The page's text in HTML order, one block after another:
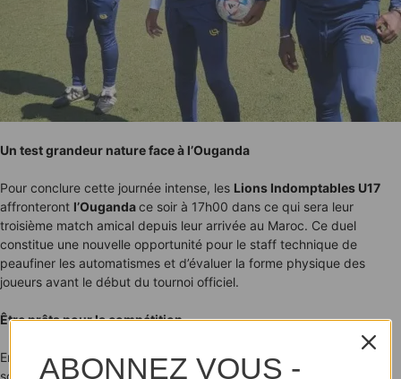
Un test grandeur nature face à l’Ouganda
Pour conclure cette journée intense, les Lions Indomptables U17
affronteront l’Ougandace soir à 17h00 dans ce qui sera leur
troisième match amical depuis leur arrivée au Maroc. Ce duel
constitue une nouvelle opportunité pour le staff technique de
peaufiner les automatismes et d’évaluer la forme physique des
joueurs avant le début du tournoi officiel.
Être prêts pour la compétition
En multipliant les matchs de préparation et en respectant
scrupuleusement les consignes de laCAF, lesLions U17
ABONNEZ VOUS -